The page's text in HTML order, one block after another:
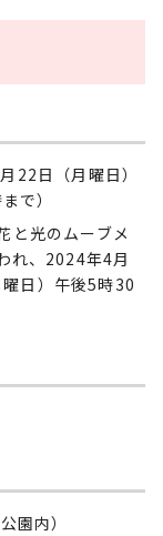
22日（月曜日）
で）
と光のムーブメ
れ、2024年4月
日）午後5時30
園内）